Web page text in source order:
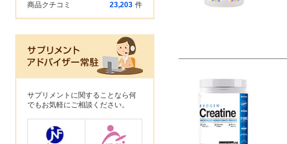
商品クチコミ 23,203 件
サプリメントに関することなら何
でもお気軽にご相談ください。